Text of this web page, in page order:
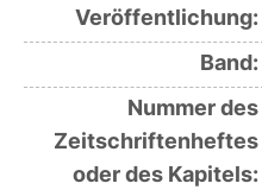
Veröffentlichung:
Band:
Nummer des
Zeitschriftenheftes
oder des Kapitels: